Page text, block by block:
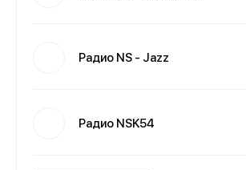
Радио NS - Jazz
Радио NSK54